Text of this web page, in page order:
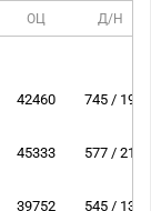
ОЦ Д/Н
42460 745 / 19
45333 577 / 21
39752 545 / 13